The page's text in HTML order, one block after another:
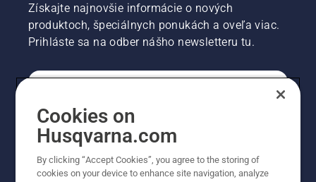
Získajte najnovšie informácie o nových
produktoch, špeciálnych ponukách a oveľa viac.
Prihláste sa na odber nášho newsletteru tu.
PROFESIONÁLNE
Cookies on
Husqvarna.com
By clicking “Accept Cookies”, you agree to the storing of
cookies on your device to enhance site navigation, analyze